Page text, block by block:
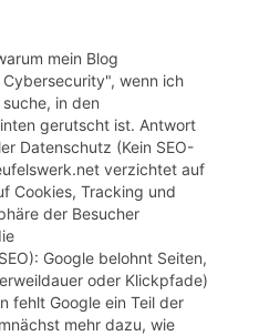
mein Blog
wenn ich
in den
gerutscht ist. Antwort
Datenschutz (Kein SEO-
verzichtet auf
Cookies, Tracking und
der Besucher
Google belohnt Seiten,
oder Klickpfade)
fehlt Google ein Teil der
mehr dazu, wie